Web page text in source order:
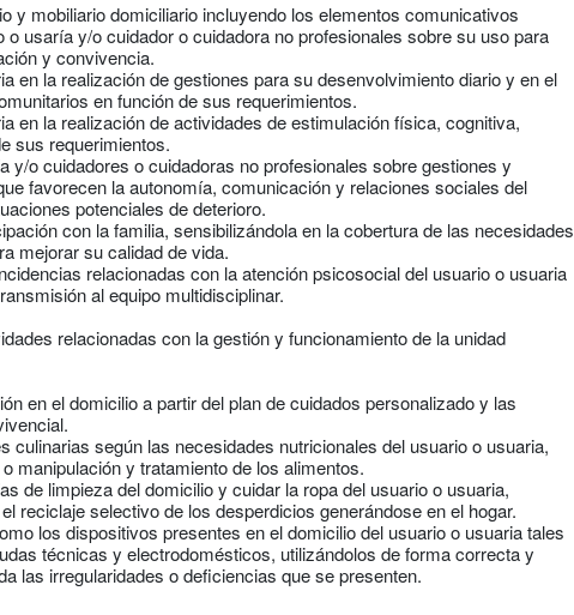
y mobiliario domiciliario incluyendo los elementos comunicativos
o usaría y/o cuidador o cuidadora no profesionales sobre su uso para
y convivencia.
en la realización de gestiones para su desenvolvimiento diario y en el
en función de sus requerimientos.
en la realización de actividades de estimulación física, cognitiva,
sus requerimientos.
y/o cuidadores o cuidadoras no profesionales sobre gestiones y
favorecen la autonomía, comunicación y relaciones sociales del
potenciales de deterioro.
con la familia, sensibilizándola en la cobertura de las necesidades
mejorar su calidad de vida.
relacionadas con la atención psicosocial del usuario o usuaria
al equipo multidisciplinar.
relacionadas con la gestión y funcionamiento de la unidad
en el domicilio a partir del plan de cuidados personalizado y las
culinarias según las necesidades nutricionales del usuario o usuaria,
manipulación y tratamiento de los alimentos.
de limpieza del domicilio y cuidar la ropa del usuario o usuaria,
reciclaje selectivo de los desperdicios generándose en el hogar.
los dispositivos presentes en el domicilio del usuario o usuaria tales
técnicas y electrodomésticos, utilizándolos de forma correcta y
las irregularidades o deficiencias que se presenten.